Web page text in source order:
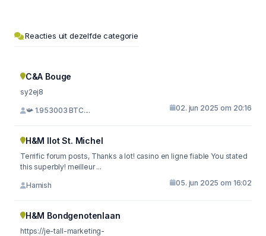
Reacties uit dezelfde categorie
C&A Bouge
sy2ej8
📯 1.953003 BTC.... 02. jun 2025 om 20:16
H&M Ilot St. Michel
Terrific forum posts, Thanks a lot! casino en ligne fiable You stated
this superbly! meilleur ...
Hamish 05. jun 2025 om 16:02
H&M Bondgenotenlaan
https://je-tall-marketing-